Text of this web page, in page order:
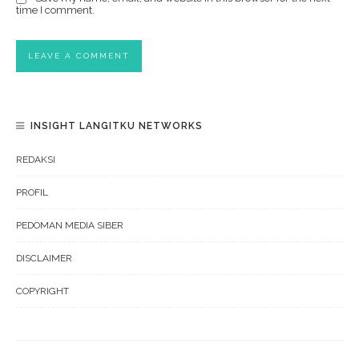
time I comment.
INSIGHT LANGITKU NETWORKS
REDAKSI
PROFIL
PEDOMAN MEDIA SIBER
DISCLAIMER
COPYRIGHT